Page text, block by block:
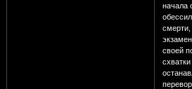
начала
смерти,
своей